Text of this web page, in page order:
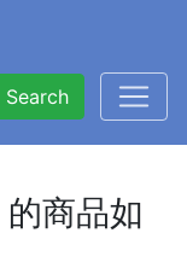
Search
的商品如